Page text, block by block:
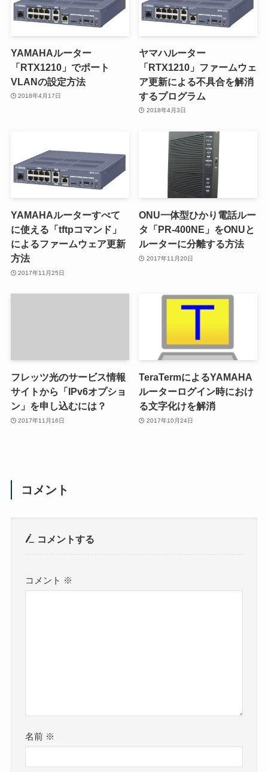
YAMAHAルーター
「RTX1210」でポート
VLANの設定方法
2018年4月17日
ヤマハルーター
「RTX1210」ファームウェ
ア更新による不具合を解消
するプログラム
2018年4月3日
YAMAHAルーターすべて
に使える「tftpコマンド」
によるファームウェア更新
方法
2017年11月25日
ONU一体型ひかり電話ルー
タ「PR-400NE」をONUと
ルーターに分離する方法
2017年11月20日
フレッツ光のサービス情報
サイトから「IPv6オプショ
ン」を申し込むには？
2017年11月16日
TeraTermによるYAMAHA
ルーターログイン時におけ
る文字化けを解消
2017年10月24日
コメント
コメントする
コメント ※
名前 ※